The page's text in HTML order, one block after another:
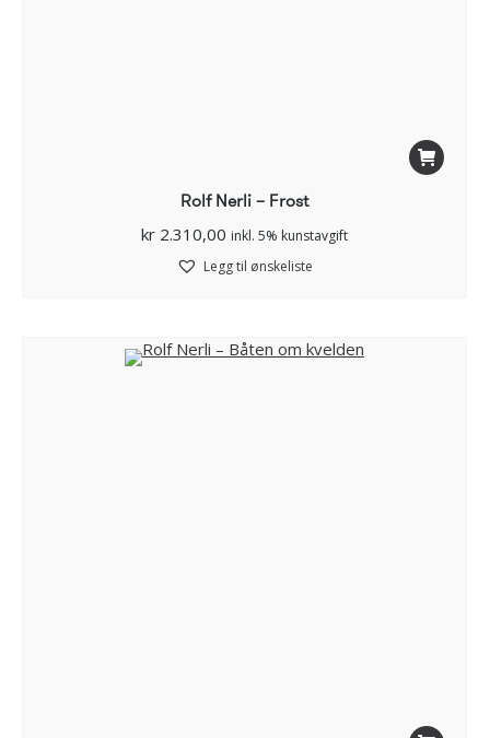
Rolf Nerli – Frost
kr 2.310,00 inkl. 5% kunstavgift
Legg til ønskeliste